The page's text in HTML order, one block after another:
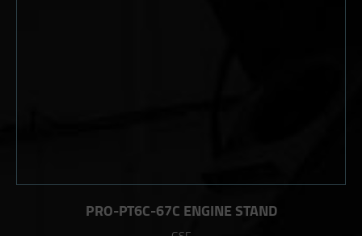
PRO-PT6C-67C ENGINE STAND